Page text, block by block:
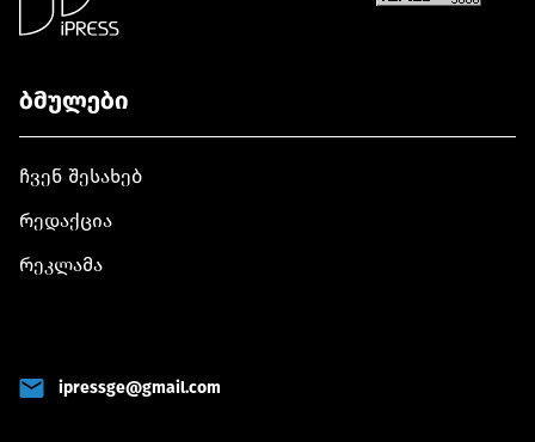
ბმულები
ჩვენ შესახებ
რედაქცია
რეკლამა
ipressge@gmail.com